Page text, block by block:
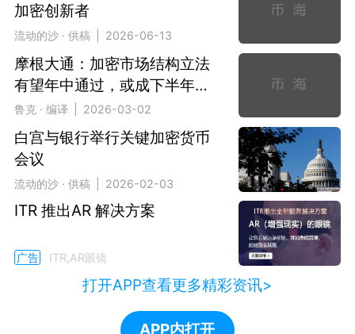
加密创新者
流动的沙 · 供稿 | 2026-06-13
摩根大通：加密市场结构立法
有望年中通过，或成下半年积
极催化剂
鲁克 · 编译 | 2026-03-02
白宫与银行举行关键加密货币
会议
流动的沙 · 供稿 | 2026-02-03
ITR 推出AR 解决方案
广告 ITR,AR眼镜
打开APP查看更多精彩资讯>
APP内打开